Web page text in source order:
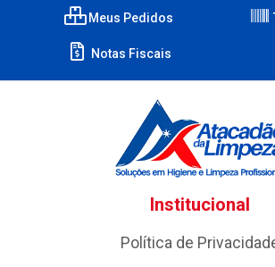
Meus Pedidos
Notas Fiscais
Institucional
Política de